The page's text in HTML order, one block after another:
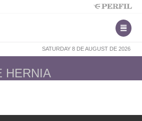
SATURDAY 8 DE AUGUST DE 2026
HERNIA